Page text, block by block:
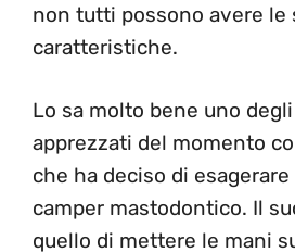
non tutti possono avere le
caratteristiche.
Lo sa molto bene uno
apprezzati del momento
che ha deciso di
camper mastodontico. Il
quello di mettere le mani